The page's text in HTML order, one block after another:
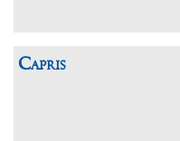
Capris